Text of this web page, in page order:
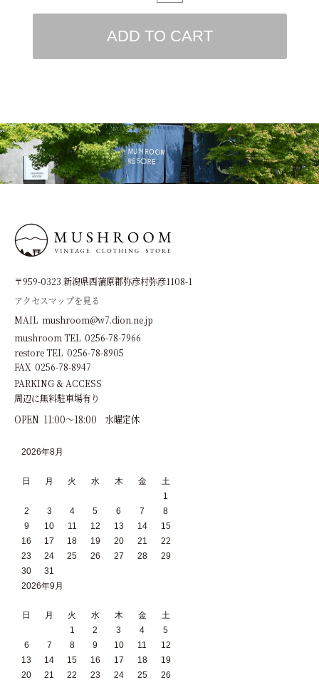
ADD TO CART
〒959-0323 新潟県西蒲原郡弥彦村弥彦1108-1
アクセスマップを見る
MAIL mushroom@w7.dion.ne.jp
mushroom TEL 0256-78-7966
restore TEL 0256-78-8905
FAX 0256-78-8947
PARKING & ACCESS
周辺に無料駐車場有り
OPEN 11:00～18:00 水曜定休
2026年8月
日 月 火 水 木 金
土
1
2
3 4 5 6 7
8
9
10 11 12 13 14
15
16
17 18 19 20 21
22
23
24 25 26 27 28
29
30
31
2026年9月
日 月 火 水 木 金
土
1
2 3 4
5
6
7 8 9 10 11
12
13
14 15 16 17 18
19
20
21 22 23 24 25 26